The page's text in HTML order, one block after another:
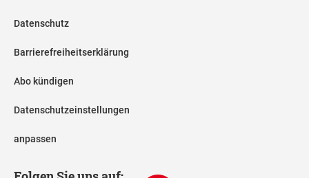
Datenschutz
Barrierefreiheitserklärung
Abo kündigen
Datenschutzeinstellungen
anpassen